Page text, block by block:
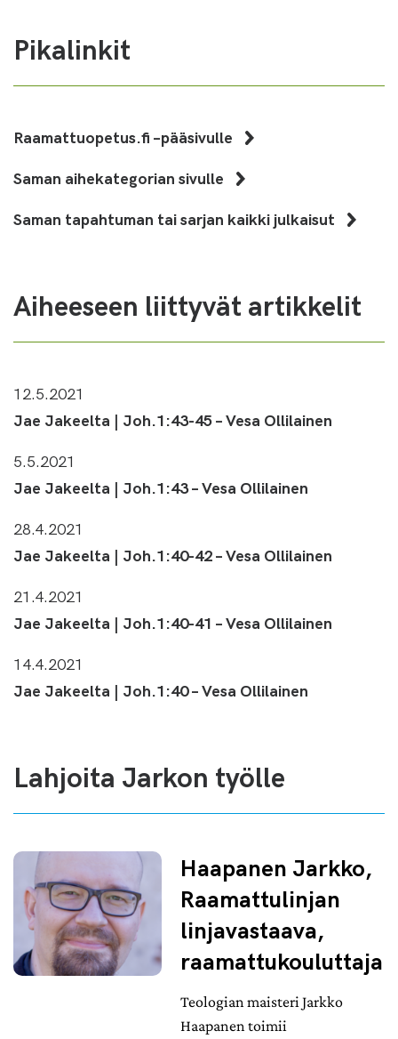
Pikalinkit
Raamattuopetus.fi –pääsivulle
Saman aihekategorian sivulle
Saman tapahtuman tai sarjan kaikki julkaisut
Aiheeseen liittyvät artikkelit
12.5.2021
Jae Jakeelta | Joh.1:43-45 – Vesa Ollilainen
5.5.2021
Jae Jakeelta | Joh.1:43 – Vesa Ollilainen
28.4.2021
Jae Jakeelta | Joh.1:40-42 – Vesa Ollilainen
21.4.2021
Jae Jakeelta | Joh.1:40-41 – Vesa Ollilainen
14.4.2021
Jae Jakeelta | Joh.1:40 – Vesa Ollilainen
Lahjoita Jarkon työlle
Haapanen Jarkko,
Raamattulinjan
linjavastaava,
raamattukouluttaja
Teologian maisteri Jarkko
Haapanen toimii